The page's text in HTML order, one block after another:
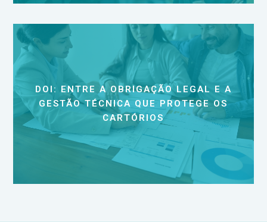
DOI: ENTRE A OBRIGAÇÃO LEGAL E A
GESTÃO TÉCNICA QUE PROTEGE OS
CARTÓRIOS